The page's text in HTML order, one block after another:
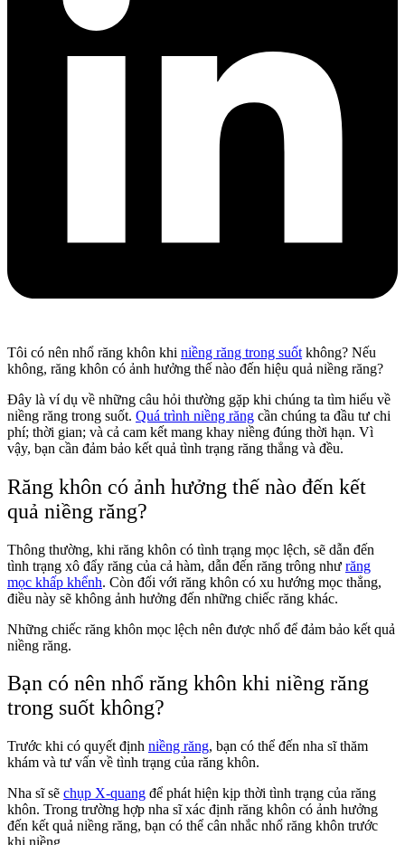
Tôi có nên nhổ răng khôn khi niềng răng trong suốt không? Nếu
không, răng khôn có ảnh hưởng thế nào đến hiệu quả niềng răng?
Đây là ví dụ về những câu hỏi thường gặp khi chúng ta tìm hiểu về
niềng răng trong suốt. Quá trình niềng răng cần chúng ta đầu tư chi
phí; thời gian; và cả cam kết mang khay niềng đúng thời hạn. Vì
vậy, bạn cần đảm bảo kết quả tình trạng răng thẳng và đều.
Răng khôn có ảnh hưởng thế nào đến kết
quả niềng răng?
Thông thường, khi răng khôn có tình trạng mọc lệch, sẽ dẫn đến
tình trạng xô đẩy răng của cả hàm, dẫn đến răng trông như răng
mọc khấp khểnh. Còn đối với răng khôn có xu hướng mọc thẳng,
điều này sẽ không ảnh hưởng đến những chiếc răng khác.
Những chiếc răng khôn mọc lệch nên được nhổ để đảm bảo kết quả
niềng răng.
Bạn có nên nhổ răng khôn khi niềng răng
trong suốt không?
Trước khi có quyết định niềng răng, bạn có thể đến nha sĩ thăm
khám và tư vấn về tình trạng của răng khôn.
Nha sĩ sẽ chụp X-quang để phát hiện kịp thời tình trạng của răng
khôn. Trong trường hợp nha sĩ xác định răng khôn có ảnh hưởng
đến kết quả niềng răng, bạn có thể cân nhắc nhổ răng khôn trước